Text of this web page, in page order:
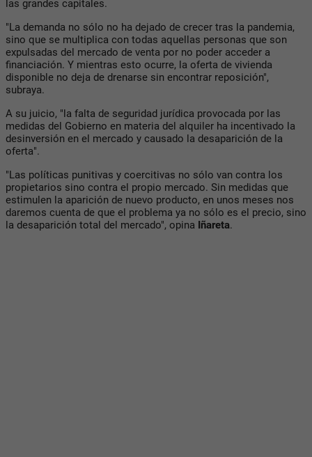
las grandes capitales.
"La demanda no sólo no ha dejado de crecer tras la pandemia,
sino que se multiplica con todas aquellas personas que son
expulsadas del mercado de venta por no poder acceder a
financiación. Y mientras esto ocurre, la oferta de vivienda
disponible no deja de drenarse sin encontrar reposición",
subraya.
A su juicio, "la falta de seguridad jurídica provocada por las
medidas del Gobierno en materia del alquiler ha incentivado la
desinversión en el mercado y causado la desaparición de la
oferta".
"Las políticas punitivas y coercitivas no sólo van contra los
propietarios sino contra el propio mercado. Sin medidas que
estimulen la aparición de nuevo producto, en unos meses nos
daremos cuenta de que el problema ya no sólo es el precio, sino
la desaparición total del mercado", opina Iñareta.